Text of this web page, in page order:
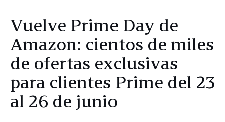
Vuelve Prime Day de
Amazon: cientos de miles
de ofertas exclusivas
para clientes Prime del 23
al 26 de junio